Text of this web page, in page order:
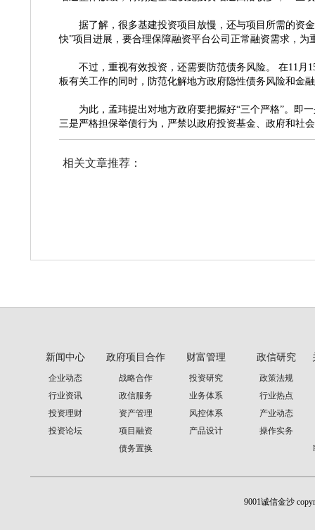
据了解，很多基建投资项目放慢，还与项目所需的资
快”项目进展，要合理保障融资平台公司正常融资需求，为
不过，重视有效投资，还需要防范债务风险。 在11月
板有关工作的同时，防范化解地方政府隐性债务风险和金
为此，孟玮提出对地方政府要把握好“三个严格”。即
三是严格担保举债行为，严禁以政府投资基金、政府和社
相关文章推荐：
新闻中心
企业动态
行业资讯
投资理财
投资论坛
政府项目合作
战略合作
政信服务
资产管理
项目融资
债务置换
财富管理
投资研究
业务体系
风控体系
产品设计
政信研究
政策法规
行业热点
产业动态
操作实务
9001诚信金沙